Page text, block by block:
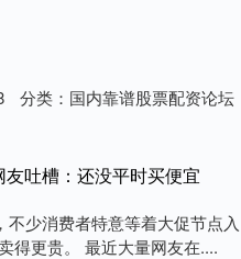
分类： 国内靠谱股票配资论坛
吐槽：还没平时买便宜
少消费者特意等着大促节点入
得更贵。 最近大量网友在....